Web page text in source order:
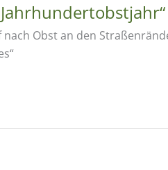
Obst an den